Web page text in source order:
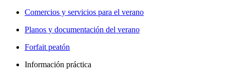
Comercios y servicios para el verano
Planos y documentación del verano
Forfait peatón
Información práctica